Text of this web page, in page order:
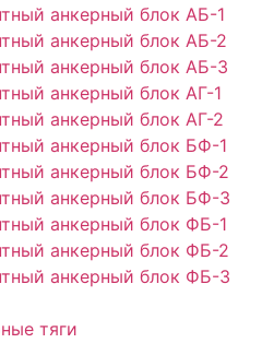
анкерный блок АБ-1
анкерный блок АБ-2
анкерный блок АБ-3
анкерный блок АГ-1
анкерный блок АГ-2
анкерный блок БФ-1
анкерный блок БФ-2
анкерный блок БФ-3
анкерный блок ФБ-1
анкерный блок ФБ-2
анкерный блок ФБ-3
тяги